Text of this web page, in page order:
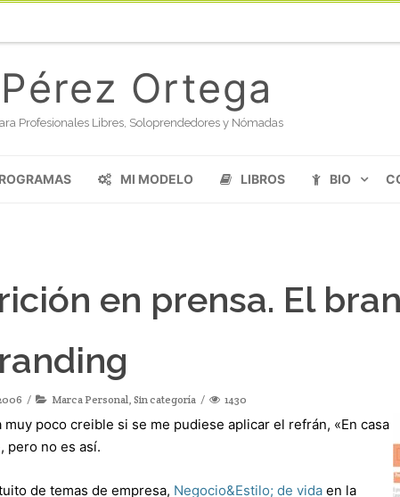
Ortega
Profesionales Libres, Soloprendedores y Nómadas
MI MODELO LIBROS BIO
en prensa. El
Marca Personal, Sin categoría 1430
poco creible si se me pudiese aplicar el refrán, «En casa
pero no es así.
de temas de empresa, Negocio&Estilo; de vida en la